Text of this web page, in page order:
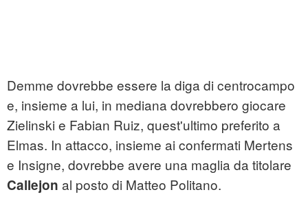
Demme dovrebbe essere la diga di centrocampo
e, insieme a lui, in mediana dovrebbero giocare
Zielinski e Fabian Ruiz, quest'ultimo preferito a
Elmas. In attacco, insieme ai confermati Mertens
e Insigne, dovrebbe avere una maglia da titolare
Callejon al posto di Matteo Politano.